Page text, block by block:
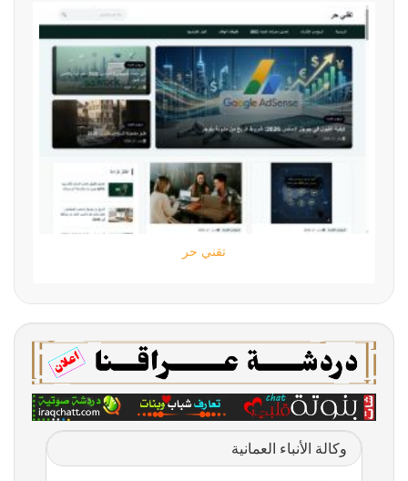
تقني حر
وكالة الأنباء العمانية